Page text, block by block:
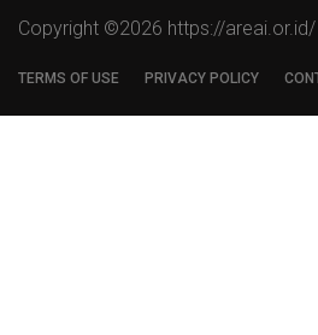
Copyright ©2026 https://areai.or.id/
TERMS OF USE PRIVACY POLICY